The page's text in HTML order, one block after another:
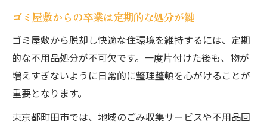
ゴミ屋敷からの卒業は定期的な処分が鍵
ゴミ屋敷から脱却し快適な住環境を維持するには、定期
的な不用品処分が不可欠です。一度片付けた後も、物が
増えすぎないように日常的に整理整頓を心がけることが
重要となります。
東京都町田市では、地域のごみ収集サービスや不用品回